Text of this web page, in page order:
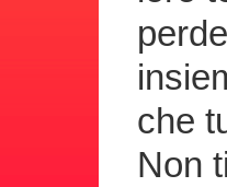
che
Non